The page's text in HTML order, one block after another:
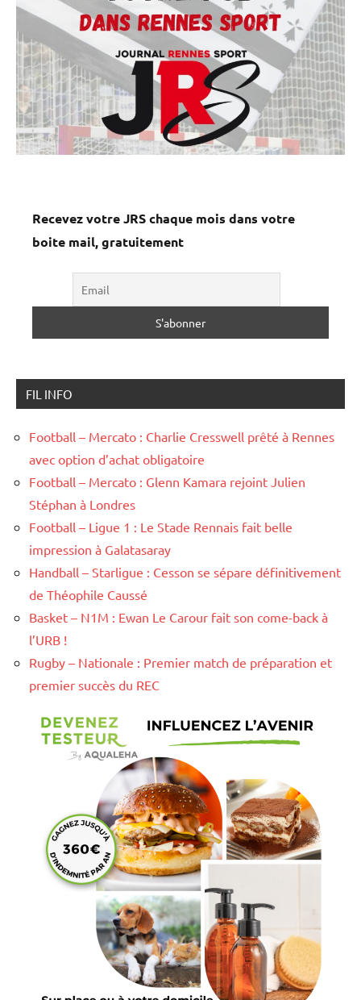
Recevez votre JRS chaque mois dans votre
boite mail, gratuitement
FIL INFO
Football – Mercato : Charlie Cresswell prêté à Rennes
avec option d’achat obligatoire
Football – Mercato : Glenn Kamara rejoint Julien
Stéphan à Londres
Football – Ligue 1 : Le Stade Rennais fait belle
impression à Galatasaray
Handball – Starligue : Cesson se sépare définitivement
de Théophile Caussé
Basket – N1M : Ewan Le Carour fait son come-back à
l’URB !
Rugby – Nationale : Premier match de préparation et
premier succès du REC